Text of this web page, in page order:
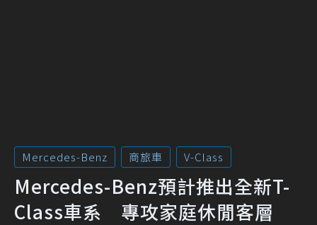
Mercedes-Benz 商旅車 V-Class
Mercedes-Benz預計推出全新T-
Class車系 專攻家庭休閒客層